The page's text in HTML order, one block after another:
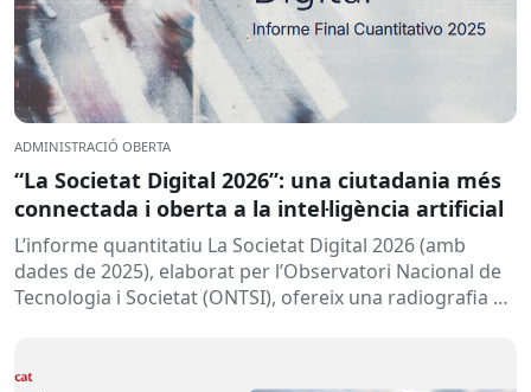
ADMINISTRACIÓ OBERTA
“La Societat Digital 2026”: una ciutadania més
connectada i oberta a la intel·ligència artificial
L’informe quantitatiu La Societat Digital 2026 (amb
dades de 2025), elaborat per l’Observatori Nacional de
Tecnologia i Societat (ONTSI), ofereix una radiografia de